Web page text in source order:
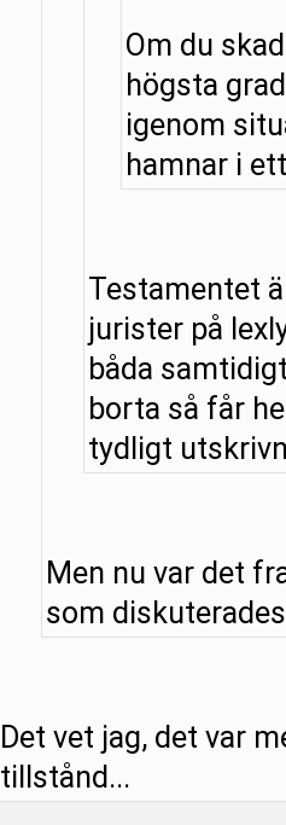
Om du
högsta
igenom
hamnar i
Testamentet
jurister på
båda
borta så får
tydligt
Men nu var det
som
Det vet jag, det var
tillstånd...